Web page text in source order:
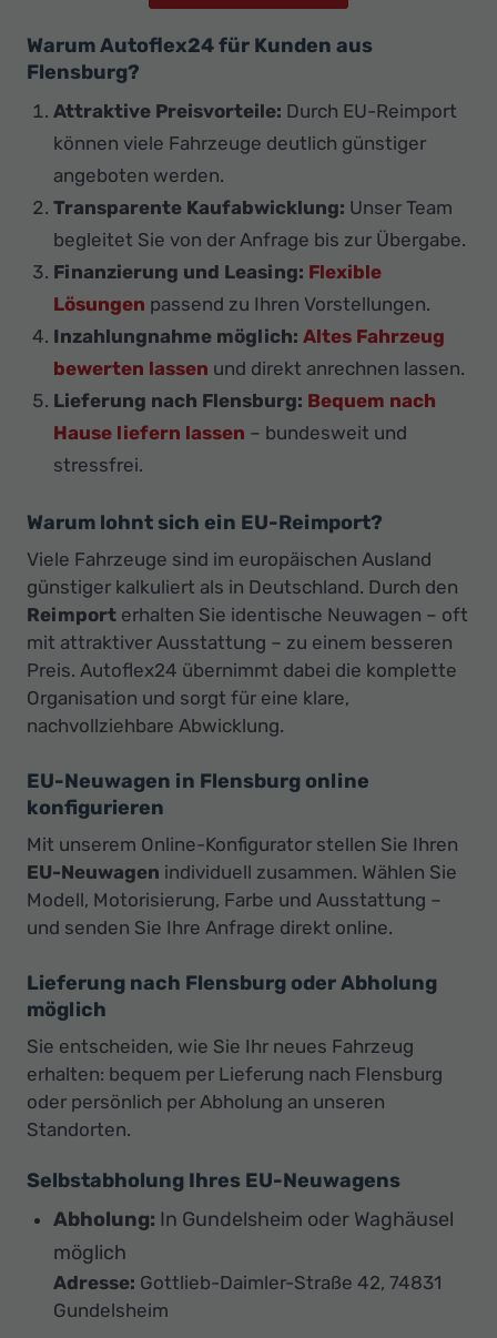
Warum Autoflex24 für Kunden aus
Flensburg?
Attraktive Preisvorteile: Durch EU-Reimport
können viele Fahrzeuge deutlich günstiger
angeboten werden.
Transparente Kaufabwicklung: Unser Team
begleitet Sie von der Anfrage bis zur Übergabe.
Finanzierung und Leasing: Flexible
Lösungen passend zu Ihren Vorstellungen.
Inzahlungnahme möglich: Altes Fahrzeug
bewerten lassen und direkt anrechnen lassen.
Lieferung nach Flensburg: Bequem nach
Hause liefern lassen – bundesweit und
stressfrei.
Warum lohnt sich ein EU-Reimport?
Viele Fahrzeuge sind im europäischen Ausland
günstiger kalkuliert als in Deutschland. Durch den
Reimport erhalten Sie identische Neuwagen – oft
mit attraktiver Ausstattung – zu einem besseren
Preis. Autoflex24 übernimmt dabei die komplette
Organisation und sorgt für eine klare,
nachvollziehbare Abwicklung.
EU-Neuwagen in Flensburg online
konfigurieren
Mit unserem Online-Konfigurator stellen Sie Ihren
EU-Neuwagen individuell zusammen. Wählen Sie
Modell, Motorisierung, Farbe und Ausstattung –
und senden Sie Ihre Anfrage direkt online.
Lieferung nach Flensburg oder Abholung
möglich
Sie entscheiden, wie Sie Ihr neues Fahrzeug
erhalten: bequem per Lieferung nach Flensburg
oder persönlich per Abholung an unseren
Standorten.
Selbstabholung Ihres EU-Neuwagens
Abholung: In Gundelsheim oder Waghäusel
möglich
Adresse: Gottlieb-Daimler-Straße 42, 74831
Gundelsheim